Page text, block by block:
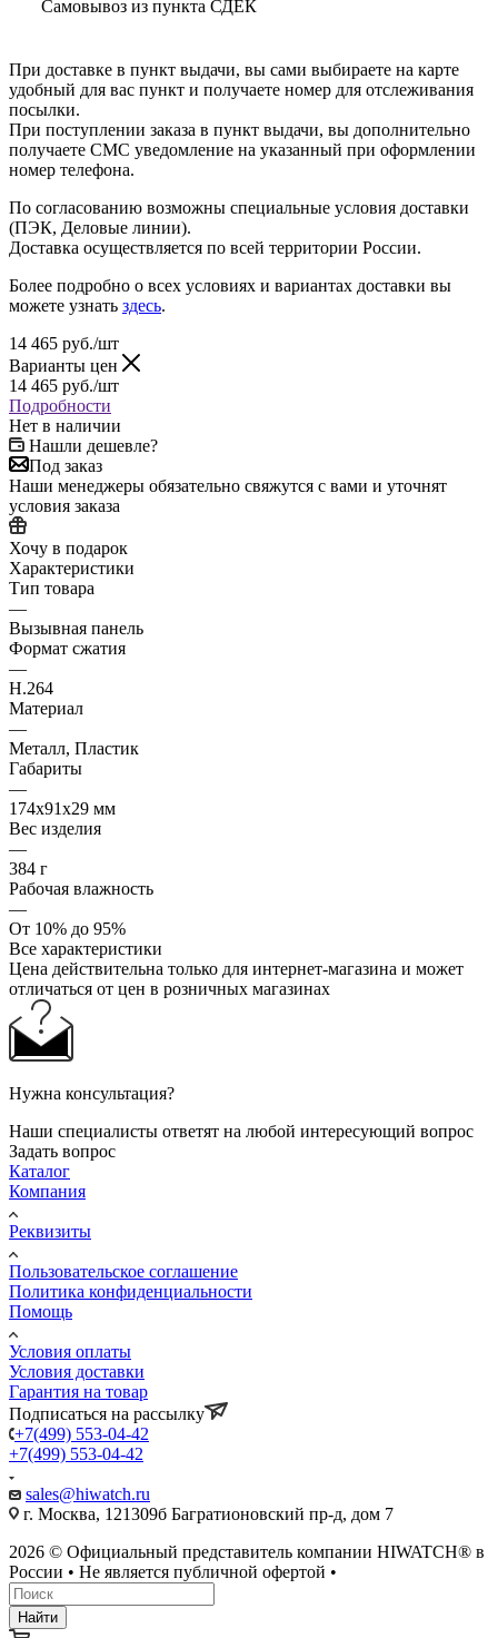
Самовывоз из пункта СДЕК
При доставке в пункт выдачи, вы сами выбираете на карте
удобный для вас пункт и получаете номер для отслеживания
посылки.
При поступлении заказа в пункт выдачи, вы дополнительно
получаете СМС уведомление на указанный при оформлении
номер телефона.
По согласованию возможны специальные условия доставки
(ПЭК, Деловые линии).
Доставка осуществляется по всей территории России.
Более подробно о всех условиях и вариантах доставки вы
можете узнать здесь.
14 465 руб./шт
Варианты цен
14 465 руб./шт
Подробности
Нет в наличии
Нашли дешевле?
Под заказ
Наши менеджеры обязательно свяжутся с вами и уточнят
условия заказа
Хочу в подарок
Характеристики
Тип товара
—
Вызывная панель
Формат сжатия
—
H.264
Материал
—
Металл, Пластик
Габариты
—
174x91x29 мм
Вес изделия
—
384 г
Рабочая влажность
—
От 10% до 95%
Все характеристики
Цена действительна только для интернет-магазина и может
отличаться от цен в розничных магазинах
Нужна консультация?
Наши специалисты ответят на любой интересующий вопрос
Задать вопрос
Каталог
Компания
Реквизиты
Пользовательское соглашение
Политика конфиденциальности
Помощь
Условия оплаты
Условия доставки
Гарантия на товар
Подписаться на рассылку
+7(499) 553-04-42
+7(499) 553-04-42
sales@hiwatch.ru
г. Москва, 121309б Багратионовский пр-д, дом 7
2026 © Официальный представитель компании HIWATCH® в
России • Не является публичной офертой •
Найти